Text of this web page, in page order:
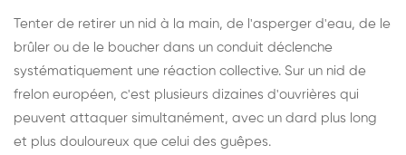
Tenter de retirer un nid à la main, de l'asperger d'eau, de le
brûler ou de le boucher dans un conduit déclenche
systématiquement une réaction collective. Sur un nid de
frelon européen, c'est plusieurs dizaines d'ouvrières qui
peuvent attaquer simultanément, avec un dard plus long
et plus douloureux que celui des guêpes.